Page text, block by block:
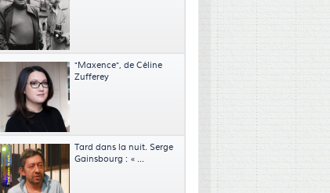
"Maxence", de Céline
Zufferey
Tard dans la nuit. Serge
Gainsbourg : « ...